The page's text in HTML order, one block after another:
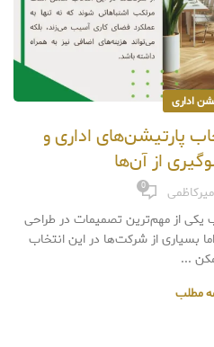
اداری
پارتیشن‌های اداری و
از آن‌ها
0
یکی از مهم‌ترین تصمیمات در طراحی
بسیاری از شرکت‌ها در این انتخاب
...
مطلب